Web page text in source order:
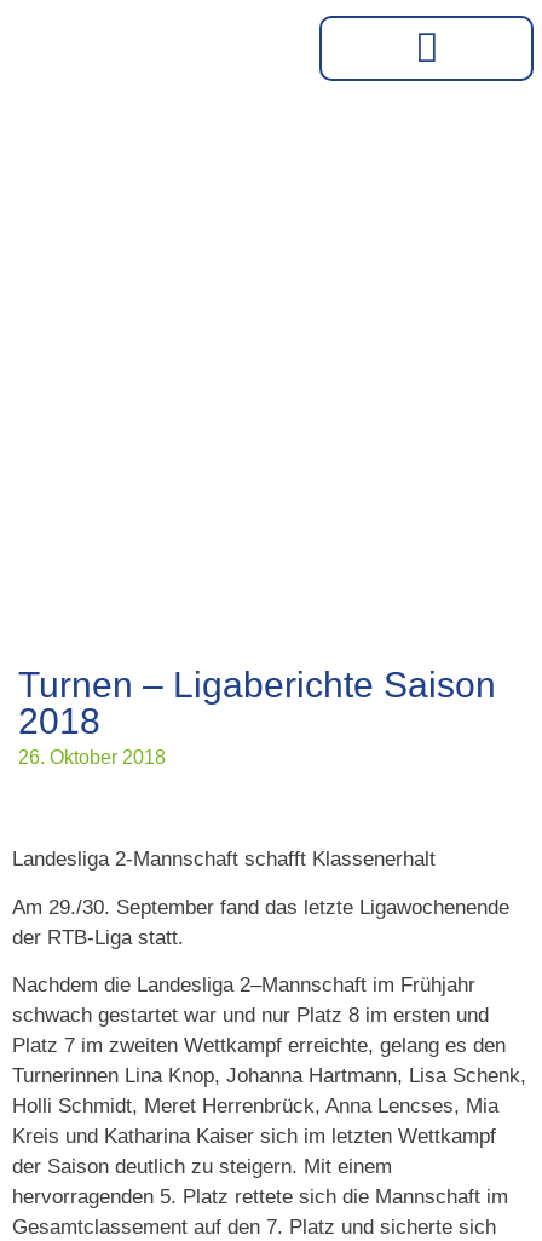
Turnen – Ligaberichte Saison
2018
26. Oktober 2018
Landesliga 2-Mannschaft schafft Klassenerhalt
Am 29./30. September fand das letzte Ligawochenende
der RTB-Liga statt.
Nachdem die Landesliga 2–Mannschaft im Frühjahr
schwach gestartet war und nur Platz 8 im ersten und
Platz 7 im zweiten Wettkampf erreichte, gelang es den
Turnerinnen Lina Knop, Johanna Hartmann, Lisa Schenk,
Holli Schmidt, Meret Herrenbrück, Anna Lencses, Mia
Kreis und Katharina Kaiser sich im letzten Wettkampf
der Saison deutlich zu steigern. Mit einem
hervorragenden 5. Platz rettete sich die Mannschaft im
Gesamtclassement auf den 7. Platz und sicherte sich